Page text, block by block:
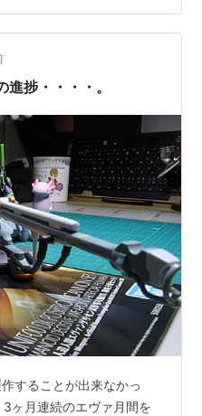
くさいので中古販売店に
1つ以外は¥1,000〜
¥5,000となった!!いい
捗・・・・。
することが出来なかっ
ヶ月連続のエヴァ月間を